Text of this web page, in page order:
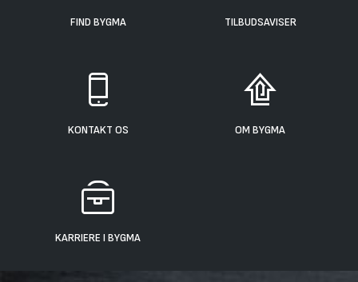
FIND BYGMA TILBUDSAVISER
KONTAKT OS OM BYGMA
KARRIERE I BYGMA